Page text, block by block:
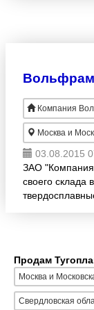
Компания
Москва и
03.08.2015
ЗАО
своего склада
Продам
Москва и
Свердловская